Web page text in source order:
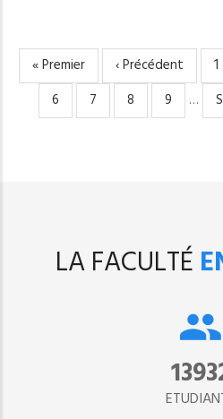
PAGINATION
Première
page
« Premier
Page
précédente
‹ Précédent 1
Page
6 Page
7 Page
8 Page
9 …
LA FACULTÉ